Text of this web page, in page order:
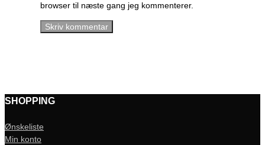
browser til næste gang jeg kommenterer.
SHOPPING
Ønskeliste
Min konto